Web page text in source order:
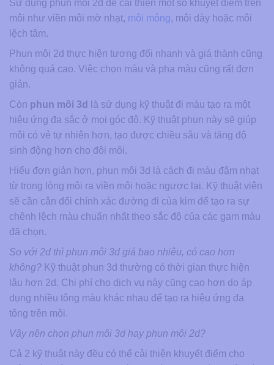
Sử dụng phun môi 2d để cải thiện một số khuyết điểm trên
môi như viền môi mờ nhạt, môi mỏng, môi dày hoặc môi
lệch tâm.
Phun môi 2d thực hiện tương đối nhanh và giá thành cũng
không quá cao. Việc chọn màu và pha màu cũng rất đơn
giản.
Còn phun môi 3d
là sử dụng kỹ thuật đi màu tạo ra một
hiệu ứng đa sắc ở mọi góc độ. Kỹ thuật phun này sẽ giúp
môi có vẻ tự nhiên hơn, tạo được chiều sâu và tăng độ
sinh động hơn cho đôi môi.
Hiểu đơn giản hơn, phun môi 3d là cách đi màu đậm nhạt
từ trong lòng môi ra viền môi hoặc ngược lại. Kỹ thuật viên
sẽ cần cân đối chính xác đường đi của kim để tạo ra sự
chênh lệch màu chuẩn nhất theo sắc độ của các gam màu
đã chọn.
So với 2d thì phun môi 3d giá bao nhiêu, có cao hơn
không? Kỹ thuật phun 3d thường có thời gian thực hiện
lâu hơn 2d. Chi phí cho dịch vụ này cũng cao hơn do áp
dụng nhiều tông màu khác nhau để tạo ra hiệu ứng đa
tông trên môi.
Vậy nên chọn phun môi 3d hay phun môi 2d?
Cả 2 kỹ thuật này đều có thể cải thiện khuyết điểm cho